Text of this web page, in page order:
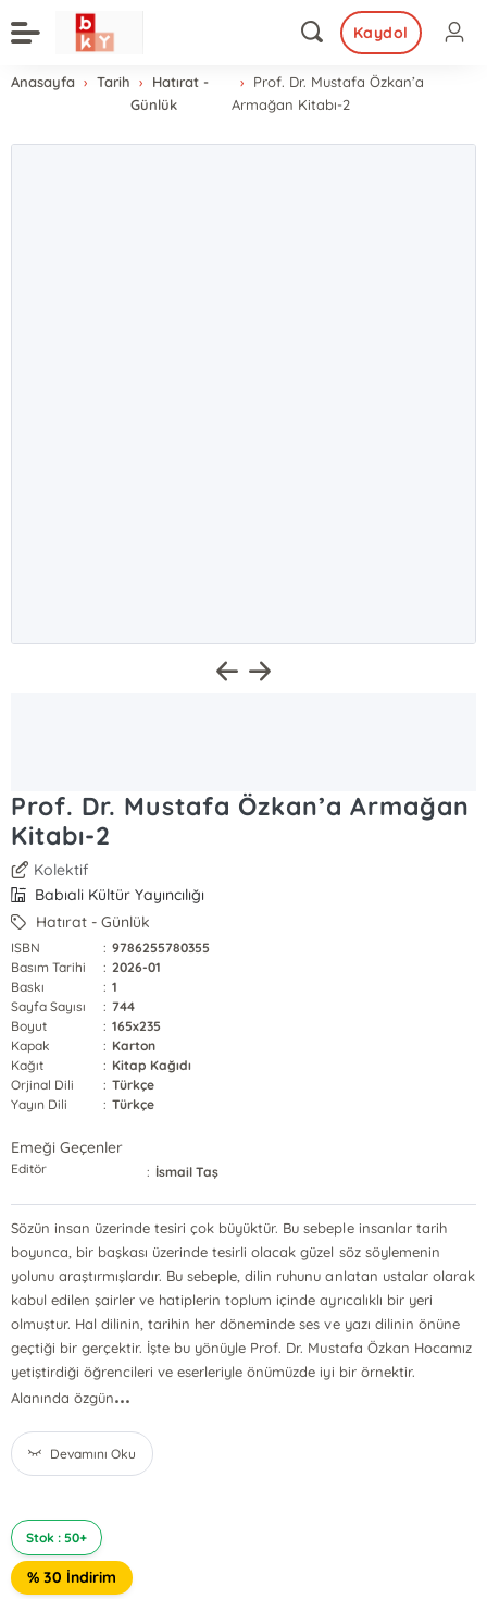
Kaydol
Anasayfa Tarih
Hatırat -
Günlük
Prof. Dr. Mustafa Özkan’a
Armağan Kitabı-2
Prof. Dr. Mustafa Özkan’a Armağan
Kitabı-2
Kolektif
Babıali Kültür Yayıncılığı
Hatırat - Günlük
ISBN : 9786255780355
Basım Tarihi
: 2026-01
Baskı
: 1
Sayfa Sayısı
: 744
Boyut
: 165x235
Kapak
: Karton
Kağıt
: Kitap Kağıdı
Orjinal Dili
: Türkçe
Yayın Dili
: Türkçe
Emeği Geçenler
Editör : İsmail Taş
Sözün insan üzerinde tesiri çok büyüktür. Bu sebeple insanlar tarih
boyunca, bir başkası üzerinde tesirli olacak güzel söz söylemenin
yolunu araştırmışlardır. Bu sebeple, dilin ruhunu anlatan ustalar olarak
kabul edilen şairler ve hatiplerin toplum içinde ayrıcalıklı bir yeri
olmuştur. Hal dilinin, tarihin her döneminde ses ve yazı dilinin önüne
geçtiği bir gerçektir. İşte bu yönüyle Prof. Dr. Mustafa Özkan Hocamız
yetiştirdiği öğrencileri ve eserleriyle önümüzde iyi bir örnektir.
Alanında özgün...
Devamını Oku
Stok : 50+
% 30 İndirim